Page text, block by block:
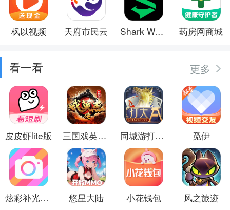
枫以视频 天府市民云 Shark Wear 药房网商城
看一看 更多
皮皮虾lite版 三国戏英杰传 同城游打大A 觅伊
炫彩补光相机 悠星大陆 小花钱包 风之旅迹